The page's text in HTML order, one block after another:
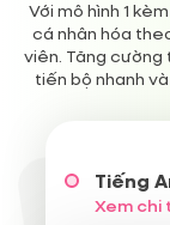
Với mô hình 1
cá nhân hóa
viên. Tăng cường
tiến bộ nhanh
Tiếng
Xem chi